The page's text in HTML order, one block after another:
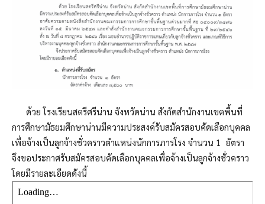
ด้วย โรงเรียนสตรีศรีน่าน จังหวัดน่าน สังกัดสำนักงานเขตพื้นที่
การศึกษามัธยมศึกษาน่านมีความประสงค์รับสมัครสอบคัดเลือกบุคคล
เพื่อจ้างเป็นลูกจ้างชั่วคราวตำแหน่งนักการภารโรง จำนวน 1 อัตรา
จึงขอประกาศรับสมัครสอบคัดเลือกบุคคลเพื่อจ้างเป็นลูกจ้างชั่วคราว
โดยมีรายละเอียดดังนี้